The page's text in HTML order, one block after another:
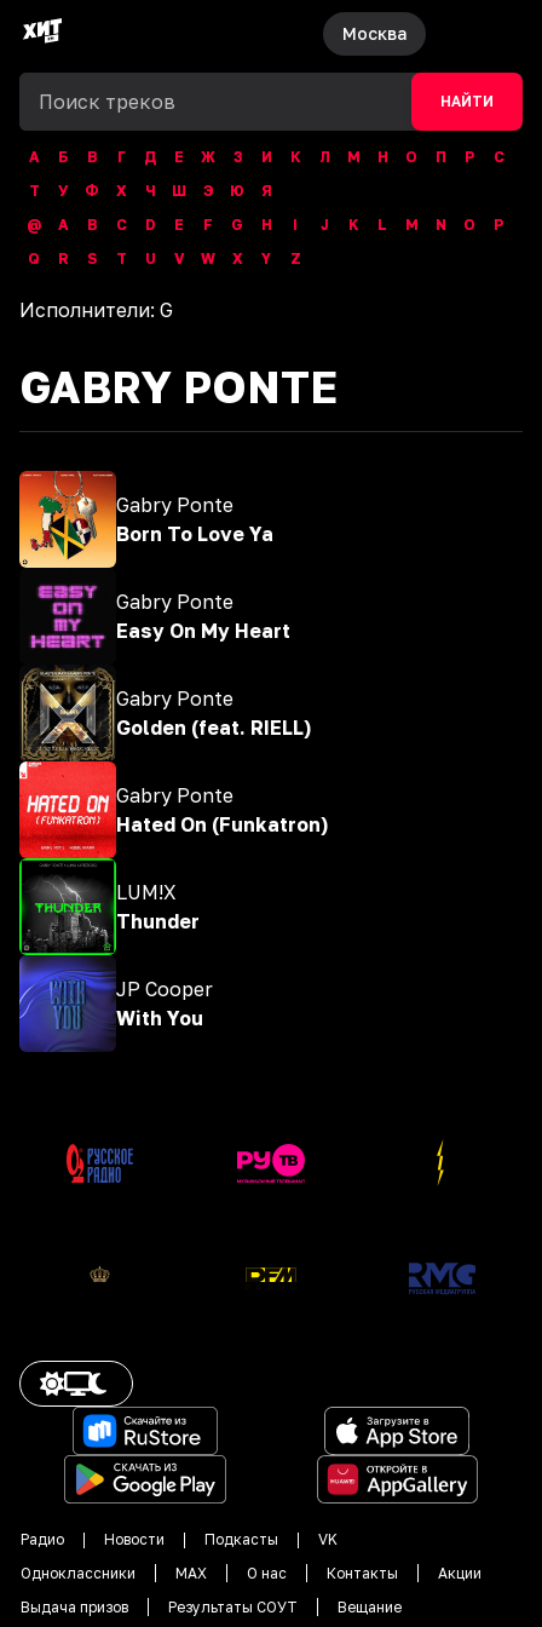
Москва
НАЙТИ
А Б В Г Д Е Ж З И К Л М Н О П Р
С
Т
У Ф Х Ч Ш Э Ю
Я
@
A B C D E F G H I J K L M N O
P
Q
R S T U V W X Y Z
Исполнители: G
GABRY PONTE
Gabry Ponte
Born To Love Ya
Gabry Ponte
Easy On My Heart
Gabry Ponte
Golden (feat. RIELL)
Gabry Ponte
Hated On (Funkatron)
LUM!X
Thunder
JP Cooper
With You
Радио Новости Подкасты
VK
Одноклассники
MAX О нас Контакты
Акции
Выдача призов
Результаты СОУТ Вещание